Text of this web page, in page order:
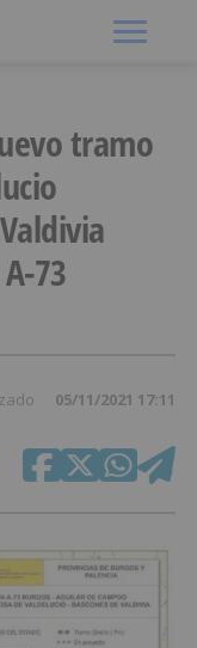
tramo
73
05/11/2021 17:11